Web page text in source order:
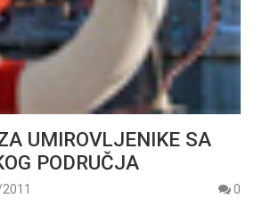
UMIROVLJENIKE SA
PODRUČJA
0